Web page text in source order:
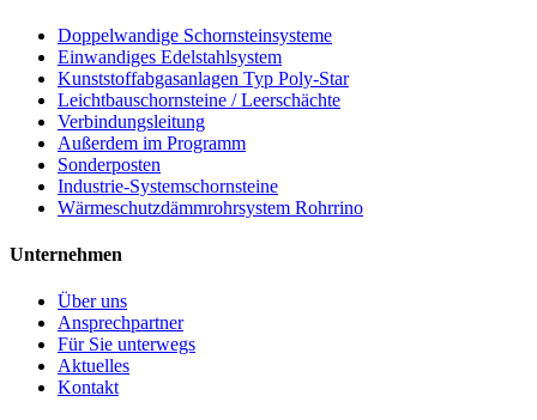
Doppelwandige Schornsteinsysteme
Einwandiges Edelstahlsystem
Kunststoffabgasanlagen Typ Poly-Star
Leichtbauschornsteine / Leerschächte
Verbindungsleitung
Außerdem im Programm
Sonderposten
Industrie-Systemschornsteine
Wärmeschutzdämmrohrsystem Rohrrino
Unternehmen
Über uns
Ansprechpartner
Für Sie unterwegs
Aktuelles
Kontakt